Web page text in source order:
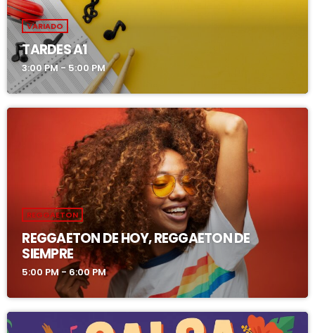
VARIADO
TARDES A1
3:00 PM - 5:00 PM
REGGAETON
REGGAETON DE HOY, REGGAETON DE
SIEMPRE
5:00 PM - 6:00 PM